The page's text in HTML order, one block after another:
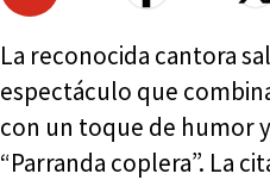
La reconocida cantora
espectáculo que
con un toque de humor
“Parranda coplera”. La